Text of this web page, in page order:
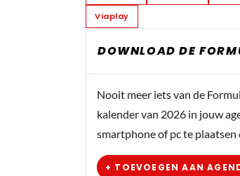
Viaplay
DOWNLOAD DE
Nooit meer iets van de
kalender van 2026 in jouw
smartphone of pc te plaatsen
+ TOEVOEGEN AAN